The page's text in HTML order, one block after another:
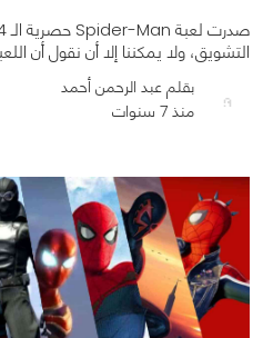
9498
التشويق، ولا يمكننا إلا أن نقول أن
بقلم عبد الرحمن أحمد
منذ 7 سنوات